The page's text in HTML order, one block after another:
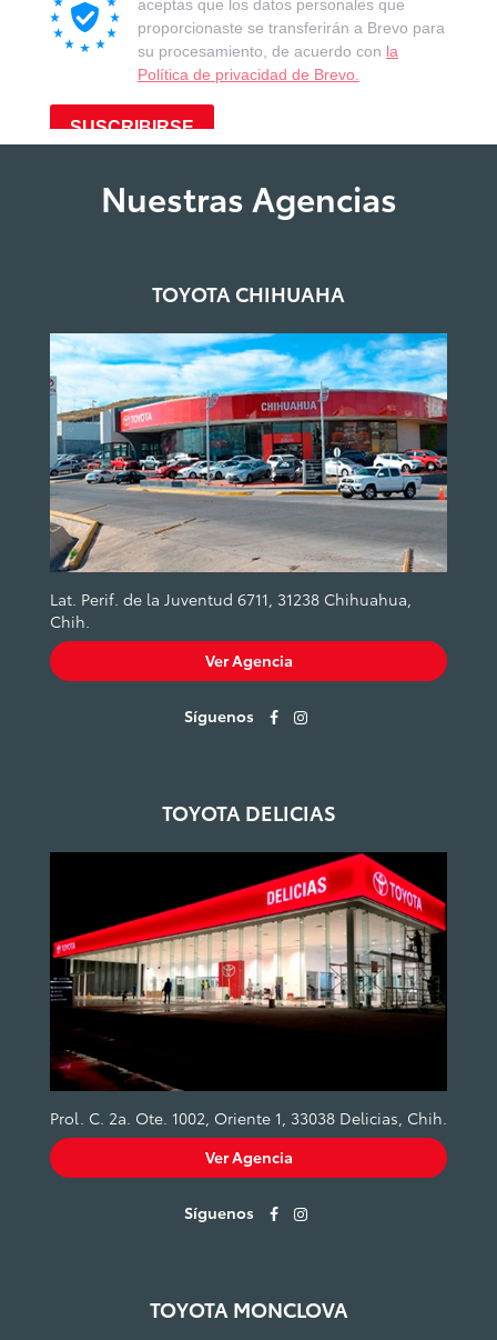
Nuestras Agencias
TOYOTA CHIHUAHA
Lat. Perif. de la Juventud 6711, 31238 Chihuahua,
Chih.
Ver Agencia
Síguenos
TOYOTA DELICIAS
Prol. C. 2a. Ote. 1002, Oriente 1, 33038 Delicias, Chih.
Ver Agencia
Síguenos
TOYOTA MONCLOVA